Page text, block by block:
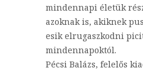
mindennapi életük
azoknak is, akiknek
esik elrugaszkodni
mindennapoktól.
Pécsi Balázs, felelős